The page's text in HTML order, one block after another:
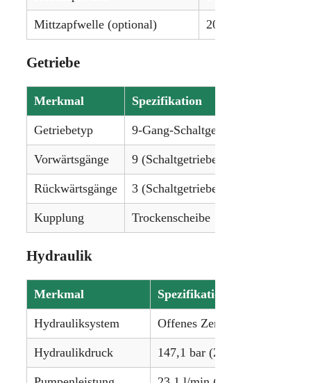
Mittzapfwelle (optional) 2000 U/min
Getriebe
Merkmal Spezifikation
Getriebetyp 9-Gang-Schaltgetriebe oder
Vorwärtsgänge 9 (Schaltgetriebe) / Stufenlos
Rückwärtsgänge 3 (Schaltgetriebe) / Stufenlos
Kupplung Trockenscheibe
Hydraulik
Merkmal Spezifikation
Hydrauliksystem Offenes Zentrum
Hydraulikdruck 147,1 bar (2.133 psi)